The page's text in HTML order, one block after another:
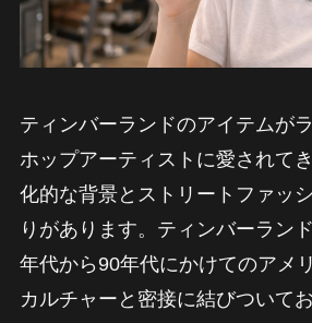
ティンバーランドのアイテムが
ホップアーティストに愛されて
化的な背景とストリートファッ
りがあります。ティンバーラン
年代から90年代にかけてのアメ
カルチャーと密接に結びついて